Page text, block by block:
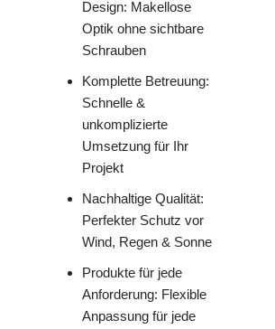
Design: Makellose
Optik ohne sichtbare
Schrauben
Komplette Betreuung:
Schnelle &
unkomplizierte
Umsetzung für Ihr
Projekt
Nachhaltige Qualität:
Perfekter Schutz vor
Wind, Regen & Sonne
Produkte für jede
Anforderung: Flexible
Anpassung für jede